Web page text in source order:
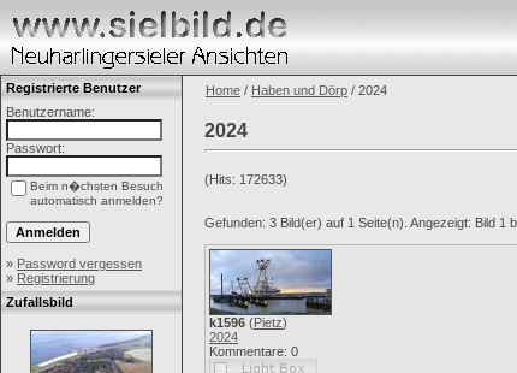
Registrierte Benutzer
Benutzername:
Passwort:
Beim n�chsten Besuch
automatisch anmelden?
» Password vergessen
» Registrierung
Zufallsbild
Home / Haben und Dörp / 2024
2024
(Hits: 172633)
Gefunden: 3 Bild(er) auf 1 Seite(n). Angezeigt: Bild 1
k1596 (Pietz)
2024
Kommentare: 0